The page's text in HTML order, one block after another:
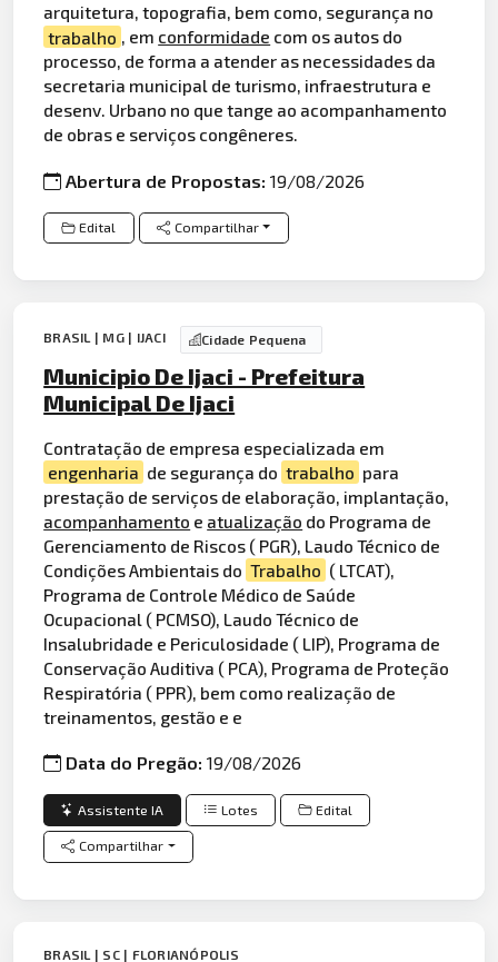
arquitetura, topografia, bem como, segurança no
trabalho , em conformidade com os autos do
processo, de forma a atender as necessidades da
secretaria municipal de turismo, infraestrutura e
desenv. Urbano no que tange ao acompanhamento
de obras e serviços congêneres.
Abertura de Propostas:19/08/2026
Edital Compartilhar
BRASIL | MG | IJACI Cidade Pequena
Municipio De Ijaci - Prefeitura
Municipal De Ijaci
Contratação de empresa especializada em
engenharia de segurança do trabalho para
prestação de serviços de elaboração, implantação,
acompanhamento e atualização do Programa de
Gerenciamento de Riscos ( PGR), Laudo Técnico de
Condições Ambientais do Trabalho ( LTCAT),
Programa de Controle Médico de Saúde
Ocupacional ( PCMSO), Laudo Técnico de
Insalubridade e Periculosidade ( LIP), Programa de
Conservação Auditiva ( PCA), Programa de Proteção
Respiratória ( PPR), bem como realização de
treinamentos, gestão e e
Data do Pregão:19/08/2026
Assistente IA Lotes Edital
Compartilhar
BRASIL | SC | FLORIANÓPOLIS